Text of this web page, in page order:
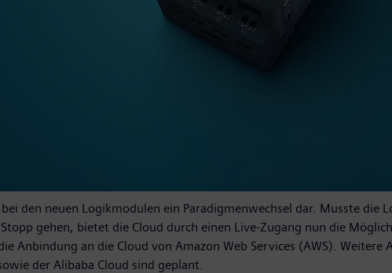
den neuen Logikmodulen ein Paradigmenwechsel dar. Musste die
gehen, bietet die Cloud durch einen Live-Zugang nun die
Anbindung an die Cloud von Amazon Web Services (AWS).
der Alibaba Cloud sind geplant.